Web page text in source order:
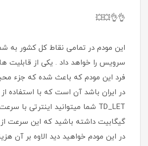
👌👌💥💥
این مودم در تمامی نقاط کل کشور به
سرویس را خواهد داد . یکی از قابلیت
فرد این مودم که باعث شده که جزء
در ایران باشد آن است که با استفاده
گیگابیت داشته باشید که این سرعت از
در این مودم خواهید دید الاوه بر آن